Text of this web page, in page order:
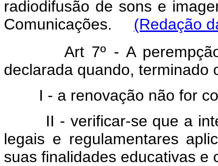
radiodifusão de sons e
Comunicações.
(Redação
Art 7º - A
declarada quando, terminado
I - a renovação não for
II - verificar-se que a
legais e regulamentares
suas finalidades educativas e